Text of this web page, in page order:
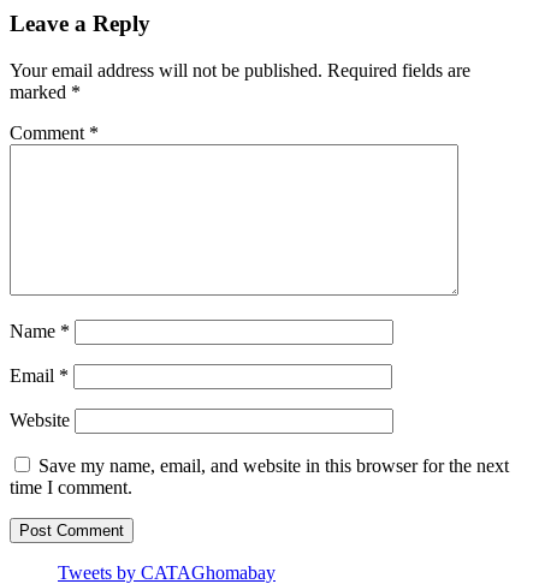
Leave a Reply
Your email address will not be published. Required fields are
marked *
Comment *
Name *
Email *
Website
Save my name, email, and website in this browser for the next
time I comment.
Tweets by CATAGhomabay